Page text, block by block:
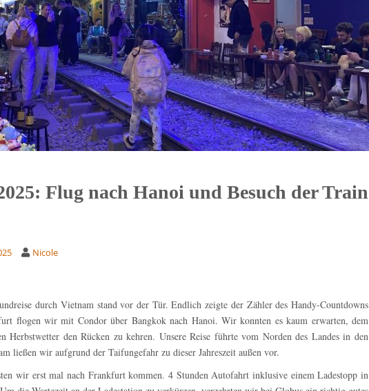
Flug nach Hanoi und Besuch der Train
Nicole
durch Vietnam stand vor der Tür. Endlich zeigte der Zähler des Handy-Countdowns
flogen wir mit Condor über Bangkok nach Hanoi. Wir konnten es kaum erwarten, dem
Herbstwetter den Rücken zu kehren. Unsere Reise führte vom Norden des Landes in den
ließen wir aufgrund der Taifungefahr zu dieser Jahreszeit außen vor.
wir erst mal nach Frankfurt kommen. 4 Stunden Autofahrt inklusive einem Ladestopp in